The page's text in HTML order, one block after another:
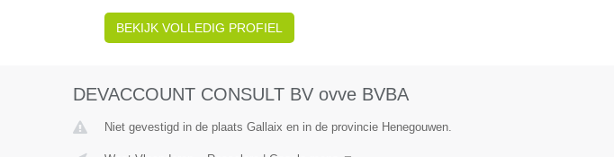
BEKIJK VOLLEDIG PROFIEL
DEVACCOUNT CONSULT BV ovve BVBA
Niet gevestigd in de plaats Gallaix en in de provincie Henegouwen.